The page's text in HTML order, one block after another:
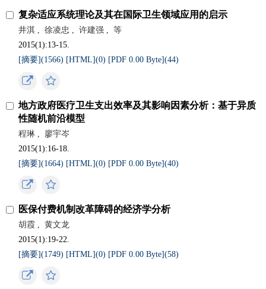
复杂适应系统理论及其在国际卫生领域应用的启示
井淇 , 徐凌忠 , 许建强 ,
等
2015(1):13-15.
[摘要](1566) [HTML](0) [PDF 0.00 Byte](44)
地方政府医疗卫生支出效率及其影响因素分析：基于异质
性随机前沿模型
程琳 ,
廖宇岑
2015(1):16-18.
[摘要](1664) [HTML](0) [PDF 0.00 Byte](40)
医保付费机制改革障碍的经济学分析
胡霞 ,
黄文龙
2015(1):19-22.
[摘要](1749) [HTML](0) [PDF 0.00 Byte](58)